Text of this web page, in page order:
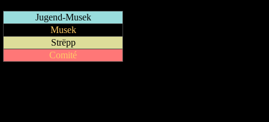
Jugend-Musek
Musek
Strëpp
Comité